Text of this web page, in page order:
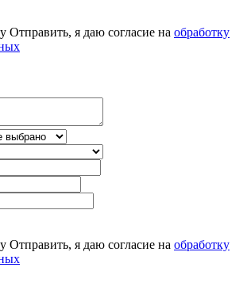
я даю согласие на обработку
я даю согласие на обработку